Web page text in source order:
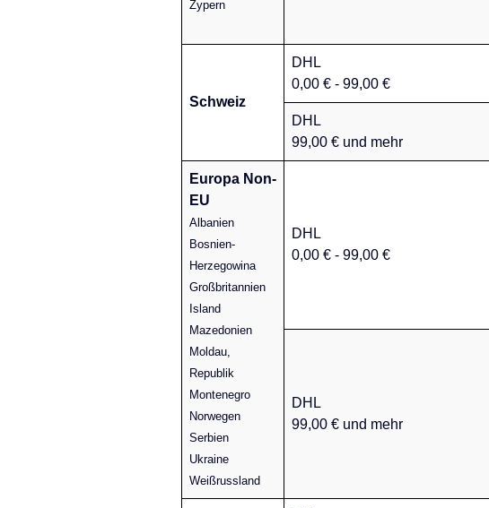
Zypern
Schweiz
DHL
0,00 € - 99,00 €
DHL
99,00 € und mehr
Europa Non-
EU
Albanien
Bosnien-
Herzegowina
Großbritannien
Island
Mazedonien
Moldau,
Republik
Montenegro
Norwegen
Serbien
Ukraine
Weißrussland
DHL
0,00 € - 99,00 €
DHL
99,00 € und mehr